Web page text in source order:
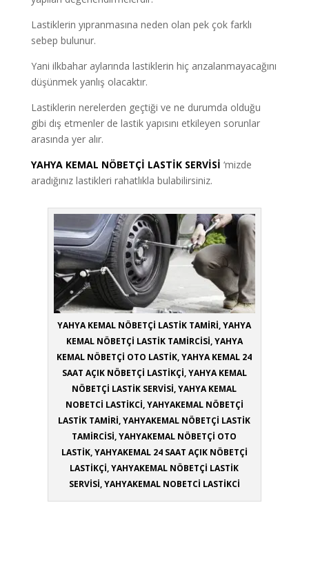
Lastiklerin yıpranmasına neden olan pek çok farklı
sebep bulunur.
Yani ilkbahar aylarında lastiklerin hiç arızalanmayacağını
düşünmek yanlış olacaktır.
Lastiklerin nerelerden geçtiği ve ne durumda olduğu
gibi dış etmenler de lastik yapısını etkileyen sorunlar
arasında yer alır.
YAHYA KEMAL NÖBETÇİ LASTİK SERVİSİ ‘mizde
aradığınız lastikleri rahatlıkla bulabilirsiniz.
YAHYA KEMAL NÖBETÇİ LASTİK TAMİRİ, YAHYA
KEMAL NÖBETÇİ LASTİK TAMİRCİSİ, YAHYA
KEMAL NÖBETÇİ OTO LASTİK, YAHYA KEMAL 24
SAAT AÇIK NÖBETÇİ LASTİKÇİ, YAHYA KEMAL
NÖBETÇİ LASTİK SERVİSİ, YAHYA KEMAL
NOBETCİ LASTİKCİ, YAHYAKEMAL NÖBETÇİ
LASTİK TAMİRİ, YAHYAKEMAL NÖBETÇİ LASTİK
TAMİRCİSİ, YAHYAKEMAL NÖBETÇİ OTO
LASTİK, YAHYAKEMAL 24 SAAT AÇIK NÖBETÇİ
LASTİKÇİ, YAHYAKEMAL NÖBETÇİ LASTİK
SERVİSİ, YAHYAKEMAL NOBETCİ LASTİKCİ